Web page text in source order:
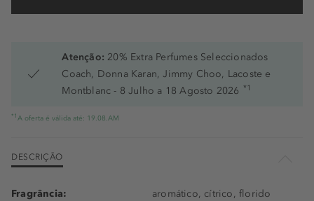
Atenção: 20% Extra Perfumes Seleccionados
Coach, Donna Karan, Jimmy Choo, Lacoste e
Montblanc - 8 Julho a 18 Agosto 2026 *1
*1 A oferta é válida até: 19.08.AM
DESCRIÇÃO
Fragrância:
aromático, cítrico, florido